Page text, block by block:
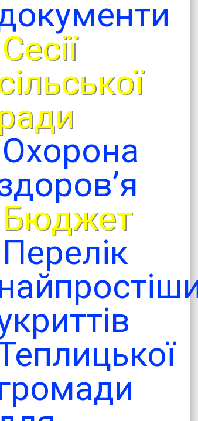
Сесії
Охорона
Бюджет
Перелік